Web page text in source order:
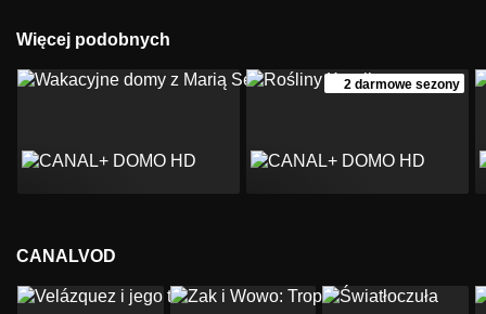
Więcej podobnych
2 darmowe sezony
CANALVOD